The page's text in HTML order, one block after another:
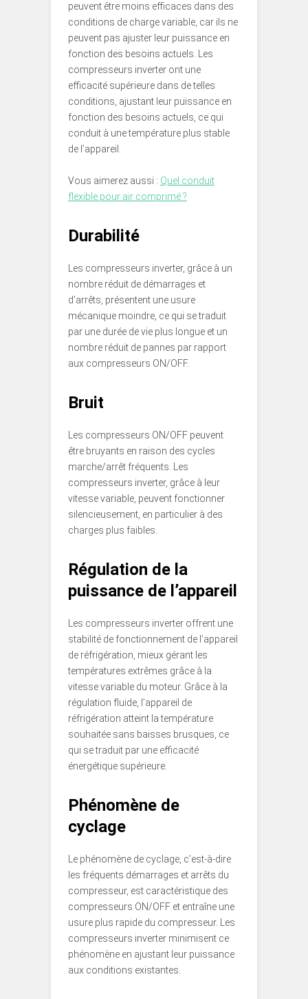
peuvent être moins efficaces dans des
conditions de charge variable, car ils ne
peuvent pas ajuster leur puissance en
fonction des besoins actuels. Les
compresseurs inverter ont une
efficacité supérieure dans de telles
conditions, ajustant leur puissance en
fonction des besoins actuels, ce qui
conduit à une température plus stable
de l’appareil.
Vous aimerez aussi : Quel conduit
flexible pour air comprimé ?
Durabilité
Les compresseurs inverter, grâce à un
nombre réduit de démarrages et
d’arrêts, présentent une usure
mécanique moindre, ce qui se traduit
par une durée de vie plus longue et un
nombre réduit de pannes par rapport
aux compresseurs ON/OFF.
Bruit
Les compresseurs ON/OFF peuvent
être bruyants en raison des cycles
marche/arrêt fréquents. Les
compresseurs inverter, grâce à leur
vitesse variable, peuvent fonctionner
silencieusement, en particulier à des
charges plus faibles.
Régulation de la
puissance de l’appareil
Les compresseurs inverter offrent une
stabilité de fonctionnement de l’appareil
de réfrigération, mieux gérant les
températures extrêmes grâce à la
vitesse variable du moteur. Grâce à la
régulation fluide, l’appareil de
réfrigération atteint la température
souhaitée sans baisses brusques, ce
qui se traduit par une efficacité
énergétique supérieure.
Phénomène de
cyclage
Le phénomène de cyclage, c’est-à-dire
les fréquents démarrages et arrêts du
compresseur, est caractéristique des
compresseurs ON/OFF et entraîne une
usure plus rapide du compresseur. Les
compresseurs inverter minimisent ce
phénomène en ajustant leur puissance
aux conditions existantes.